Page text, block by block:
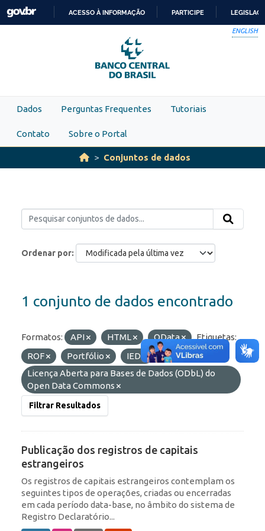
Skip to main content
PARA
O
CONTEÚDO
ACESSO À INFORMAÇÃO PARTICIPE
ENGLISH
Dados Perguntas Frequentes Tutoriais
Contato Sobre o Portal
Conjuntos de dados
Ordenar por
1 conjunto de dados encontrado
Formatos: API HTML OData
Etiquetas:
ROF
Portfólio IED
Licenças:
Licença Aberta para Bases de Dados (ODbL) do
Open Data Commons
Filtrar Resultados
Publicação dos registros de capitais
estrangeiros
Os registros de capitais estrangeiros contemplam os
seguintes tipos de operações, criadas ou encerradas
em cada período data-base, no âmbito do sistema de
Registro Declaratório...